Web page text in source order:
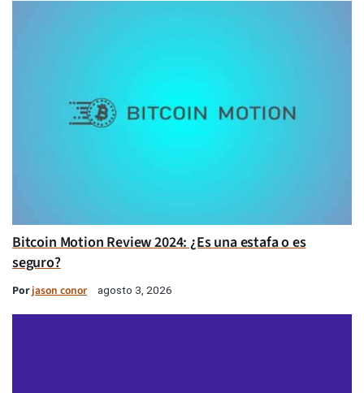
Bitcoin Motion Review 2024: ¿Es una estafa o es
seguro?
Porjason conor agosto 3, 2026